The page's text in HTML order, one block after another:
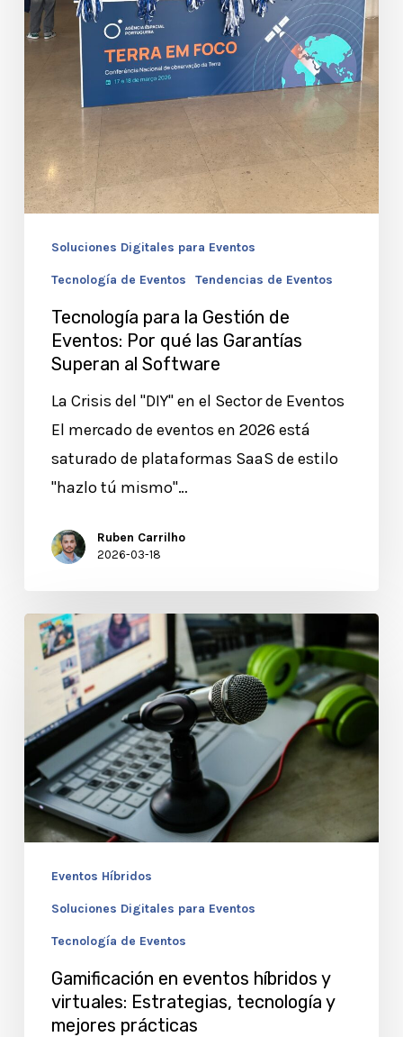
Garantías
Superan
Software
Soluciones Digitales para Eventos
Tecnología de Eventos Tendencias de Eventos
Tecnología para la Gestión de
Eventos: Por qué las Garantías
Superan al Software
La Crisis del "DIY" en el Sector de Eventos
El mercado de eventos en 2026 está
saturado de plataformas SaaS de estilo
"hazlo tú mismo"…
Ruben Carrilho
2026-03-18
Gamificación
eventos
híbridos
y
virtuales:
Estrategias,
tecnología
mejores
prácticas
Eventos Híbridos
Soluciones Digitales para Eventos
Tecnología de Eventos
Gamificación en eventos híbridos y
virtuales: Estrategias, tecnología y
mejores prácticas